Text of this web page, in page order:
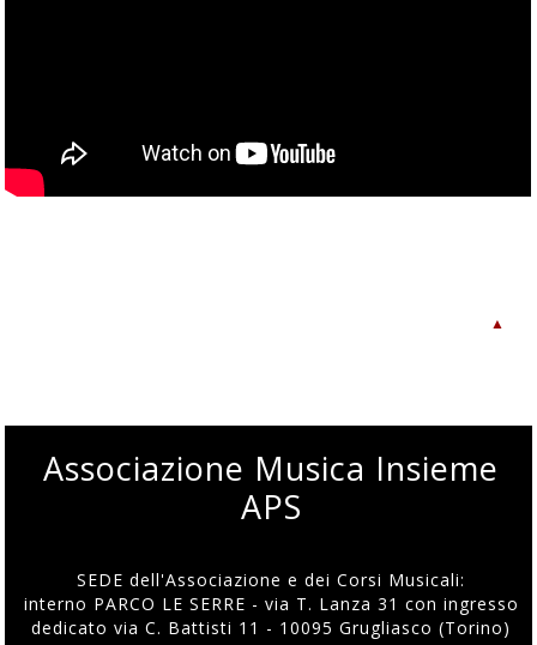
▲
Associazione Musica Insieme
APS
SEDE dell'Associazione e dei Corsi Musicali:
interno PARCO LE SERRE - via T. Lanza 31 con ingresso
dedicato via C. Battisti 11 - 10095 Grugliasco (Torino)